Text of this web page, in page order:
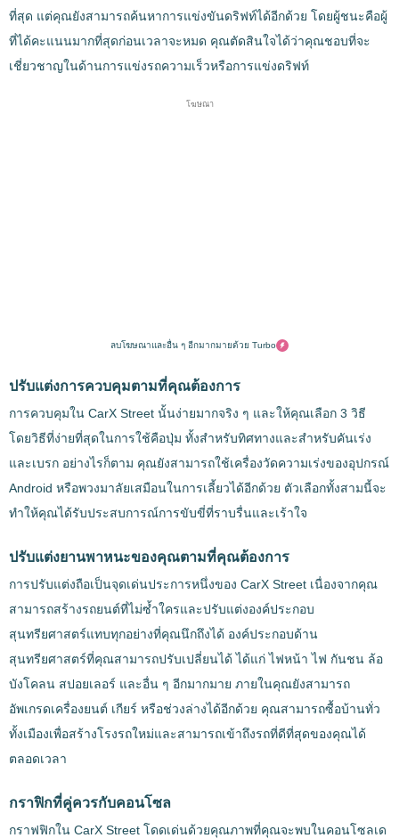
ที่สุด แต่คุณยังสามารถค้นหาการแข่งขันดริฟท์ได้อีกด้วย โดยผู้ชนะคือผู้
ที่ได้คะแนนมากที่สุดก่อนเวลาจะหมด คุณตัดสินใจได้ว่าคุณชอบที่จะ
เชี่ยวชาญในด้านการแข่งรถความเร็วหรือการแข่งดริฟท์
โฆษณา
ลบโฆษณาและอื่น ๆ อีกมากมายด้วย Turbo
ปรับแต่งการควบคุมตามที่คุณต้องการ
การควบคุมใน CarX Street นั้นง่ายมากจริง ๆ และให้คุณเลือก 3 วิธี
โดยวิธีที่ง่ายที่สุดในการใช้คือปุ่ม ทั้งสำหรับทิศทางและสำหรับคันเร่ง
และเบรก อย่างไรก็ตาม คุณยังสามารถใช้เครื่องวัดความเร่งของอุปกรณ์
Android หรือพวงมาลัยเสมือนในการเลี้ยวได้อีกด้วย ตัวเลือกทั้งสามนี้จะ
ทำให้คุณได้รับประสบการณ์การขับขี่ที่ราบรื่นและเร้าใจ
ปรับแต่งยานพาหนะของคุณตามที่คุณต้องการ
การปรับแต่งถือเป็นจุดเด่นประการหนึ่งของ CarX Street เนื่องจากคุณ
สามารถสร้างรถยนต์ที่ไม่ซ้ำใครและปรับแต่งองค์ประกอบ
สุนทรียศาสตร์แทบทุกอย่างที่คุณนึกถึงได้ องค์ประกอบด้าน
สุนทรียศาสตร์ที่คุณสามารถปรับเปลี่ยนได้ ได้แก่ ไฟหน้า ไฟ กันชน ล้อ
บังโคลน สปอยเลอร์ และอื่น ๆ อีกมากมาย ภายในคุณยังสามารถ
อัพเกรดเครื่องยนต์ เกียร์ หรือช่วงล่างได้อีกด้วย คุณสามารถซื้อบ้านทั่ว
ทั้งเมืองเพื่อสร้างโรงรถใหม่และสามารถเข้าถึงรถที่ดีที่สุดของคุณได้
ตลอดเวลา
กราฟิกที่คู่ควรกับคอนโซล
กราฟฟิกใน CarX Street โดดเด่นด้วยคุณภาพที่คุณจะพบในคอนโซลเด